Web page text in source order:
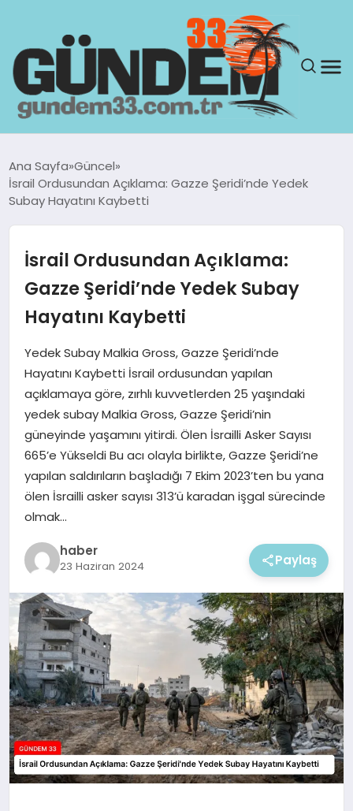
GÜNDEM
TEKNOLOJI
EKONOMI
MAGAZIN
Ana Sayfa Güncel
İsrail Ordusundan Açıklama: Gazze Şeridi’nde Yedek
Subay Hayatını Kaybetti
İsrail Ordusundan Açıklama:
Gazze Şeridi’nde Yedek Subay
Hayatını Kaybetti
Yedek Subay Malkia Gross, Gazze Şeridi’nde
Hayatını Kaybetti İsrail ordusundan yapılan
açıklamaya göre, zırhlı kuvvetlerden 25 yaşındaki
yedek subay Malkia Gross, Gazze Şeridi’nin
güneyinde yaşamını yitirdi. Ölen İsrailli Asker Sayısı
665’e Yükseldi Bu acı olayla birlikte, Gazze Şeridi’ne
yapılan saldırıların başladığı 7 Ekim 2023’ten bu yana
ölen İsrailli asker sayısı 313’ü karadan işgal sürecinde
olmak…
haber
23 Haziran 2024 Paylaş